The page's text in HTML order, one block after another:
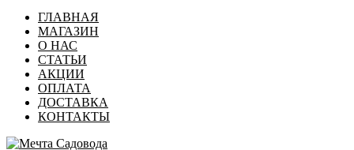
ГЛАВНАЯ
МАГАЗИН
О НАС
СТАТЬИ
АКЦИИ
ОПЛАТА
ДОСТАВКА
КОНТАКТЫ